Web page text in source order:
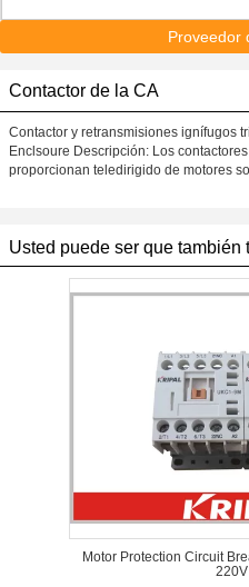
Proveedor
Contactor de la CA
Contactor y retransmisiones ignífugos
Enclsoure Descripción: Los
proporcionan teledirigido de motores
Usted puede ser que también
Motor Protection Circuit